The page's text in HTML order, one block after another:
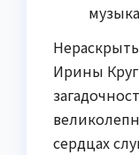
Ирины
сердцах